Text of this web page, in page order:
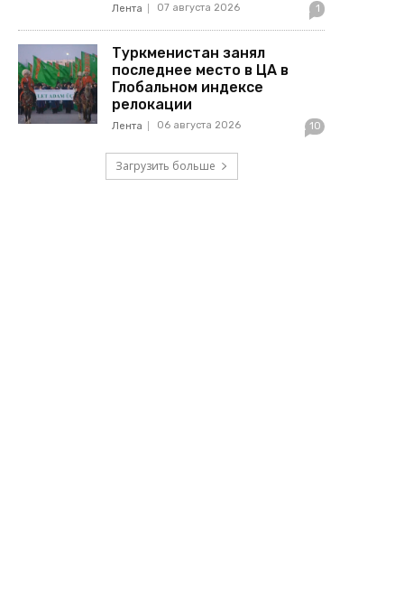
Лента 07 августа 2026 1
Туркменистан занял
последнее место в ЦА в
Глобальном индексе
релокации
Лента 06 августа 2026 10
Загрузить больше